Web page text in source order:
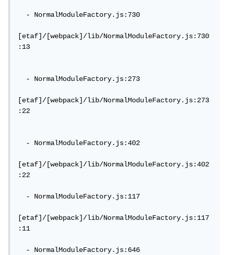
- NormalModuleFactory.js:730
[etaf]/[webpack]/lib/NormalModuleFactory.js:730
:13
- NormalModuleFactory.js:273
[etaf]/[webpack]/lib/NormalModuleFactory.js:273
:22
- NormalModuleFactory.js:402
[etaf]/[webpack]/lib/NormalModuleFactory.js:402
:22
- NormalModuleFactory.js:117
[etaf]/[webpack]/lib/NormalModuleFactory.js:117
:11
- NormalModuleFactory.js:646